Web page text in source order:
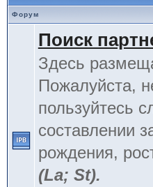
Форум
Поиск
Здесь
Пожалуйста,
пользуйтесь
составлении
рождения,
(La; St).